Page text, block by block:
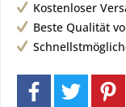
Kostenloser
Beste Qualität